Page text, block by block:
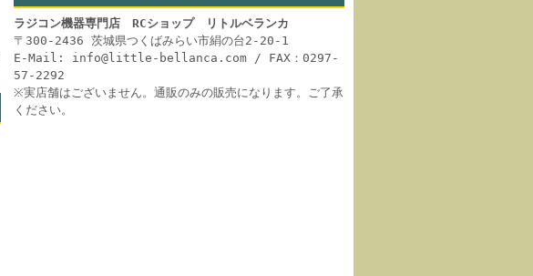
ラジコン機器専門店 RCショップ リトルベランカ
〒300-2436 茨城県つくばみらい市絹の台2-20-1
E-Mail: info@little-bellanca.com / FAX：0297-
57-2292
※実店舗はございません。通販のみの販売になります。ご了承
ください。